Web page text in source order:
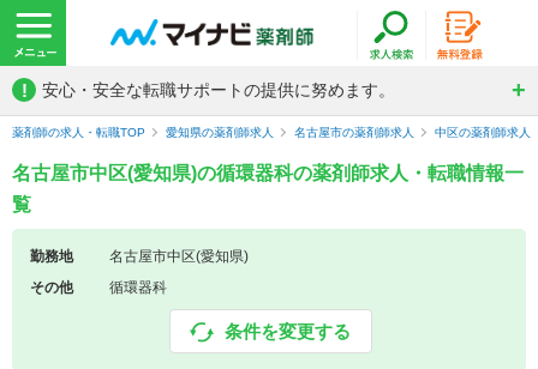
! 安心・安全な転職サポートの提供に努めます。
薬剤師の求人・転職TOP 愛知県の薬剤師求人 名古屋市の薬剤師求人 中区の薬剤師求人
名古屋市中区(愛知県)の循環器科の薬剤師求人・転職情報一
覧
勤務地
名古屋市中区(愛知県)
その他
循環器科
条件を変更する